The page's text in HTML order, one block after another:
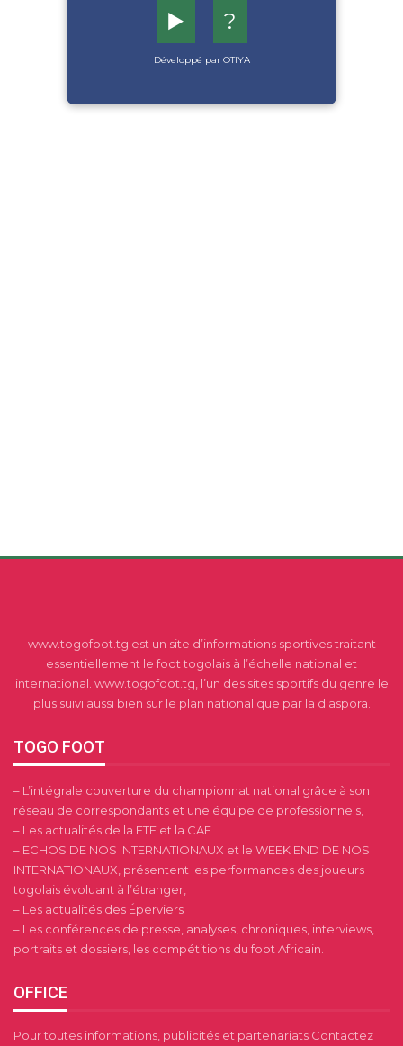
▶️ ?
Développé par OTIYA
www.togofoot.tg est un site d’informations sportives traitant
essentiellement le foot togolais à l’échelle national et
international. www.togofoot.tg, l’un des sites sportifs du genre le
plus suivi aussi bien sur le plan national que par la diaspora.
TOGO FOOT
– L’intégrale couverture du championnat national grâce à son
réseau de correspondants et une équipe de professionnels,
– Les actualités de la FTF et la CAF
– ECHOS DE NOS INTERNATIONAUX et le WEEK END DE NOS
INTERNATIONAUX, présentent les performances des joueurs
togolais évoluant à l’étranger,
– Les actualités des Éperviers
– Les conférences de presse, analyses, chroniques, interviews,
portraits et dossiers, les compétitions du foot Africain.
OFFICE
Pour toutes informations, publicités et partenariats Contactez